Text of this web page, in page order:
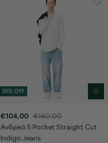
35% OFF
€104,00 €160,00
Ανδρικό 5 Pocket Straight Cut
Indigo Jeans